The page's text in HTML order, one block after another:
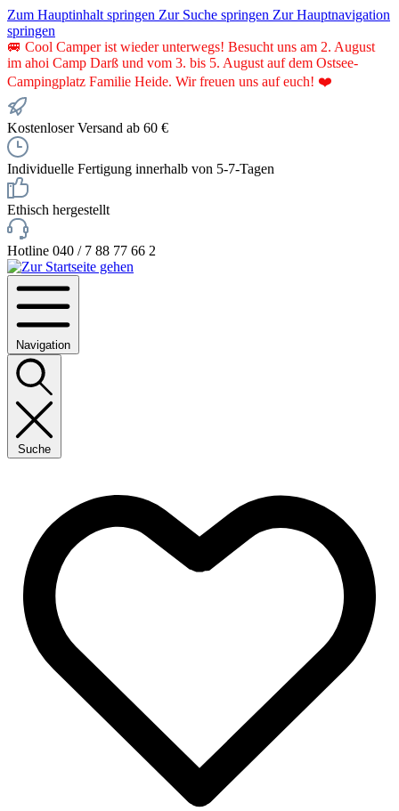
Zum Hauptinhalt springen Zur Suche springen Zur Hauptnavigation
springen
🚐 Cool Camper ist wieder unterwegs! Besucht uns am 2. August
im ahoi Camp Darß und vom 3. bis 5. August auf dem Ostsee-
Campingplatz Familie Heide. Wir freuen uns auf euch! ❤️
Kostenloser Versand ab 60 €
Individuelle Fertigung innerhalb von 5-7-Tagen
Ethisch hergestellt
Hotline 040 / 7 88 77 66 2
Navigation
Suche